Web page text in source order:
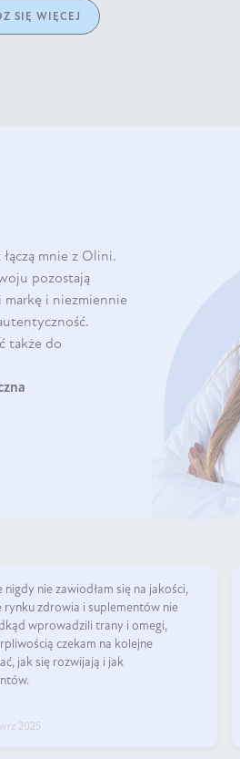
SIĘ WIĘCEJ
mnie z Olini.
pozostają
i niezmiennie
także do
nie zawiodłam się na jakości,
rynku zdrowia i suplementów nie
wprowadzili trany i omegi,
czekam na kolejne
jak się rozwijają i jak
2025